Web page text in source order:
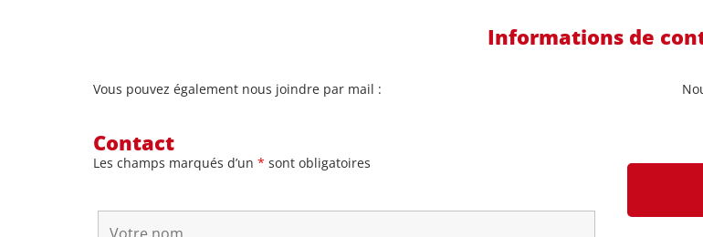
Informations de
Vous pouvez également nous joindre par mail :
Contact
Les champs marqués d’un * sont obligatoires